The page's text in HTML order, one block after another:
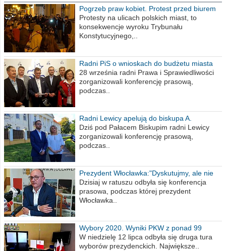
Pogrzeb praw kobiet. Protest przed biurem
poselskim PiS
Protesty na ulicach polskich miast, to
konsekwencje wyroku Trybunału
Konstytucyjnego,..
Radni PiS o wnioskach do budżetu miasta
na 2021 rok
28 września radni Prawa i Sprawiedliwości
zorganizowali konferencję prasową,
podczas..
Radni Lewicy apelują do biskupa A.
Wiesława Meringa
Dziś pod Pałacem Biskupim radni Lewicy
zorganizowali konferencję prasową,
podczas..
Prezydent Włocławka:"Dyskutujmy, ale nie
obrażajmy się”
Dzisiaj w ratuszu odbyła się konferencja
prasowa, podczas której prezydent
Włocławka..
Wybory 2020. Wyniki PKW z ponad 99
procent obwodów
W niedzielę 12 lipca odbyła się druga tura
wyborów prezydenckich. Największe..